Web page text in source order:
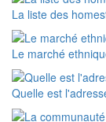
La liste des
Le marché
Quelle est